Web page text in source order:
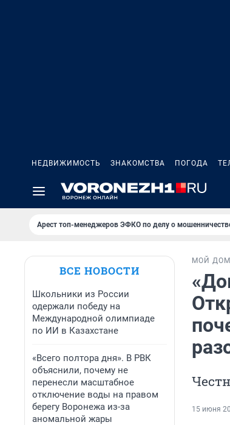
НЕДВИЖИМОСТЬ ЗНАКОМСТВА ПОГОДА
Арест топ-менеджеров ЭФКО по делу о
ВСЕ НОВОСТИ
Школьники из России
одержали победу на
Международной олимпиаде
по ИИ в Казахстане
«Всего полтора дня». В РВК
объяснили, почему не
перенесли масштабное
отключение воды на правом
берегу Воронежа из-за
аномальной жары
МОЙ ДОМ
15 июня